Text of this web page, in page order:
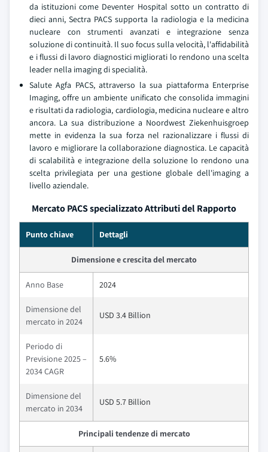
da istituzioni come Deventer Hospital sotto un contratto di
dieci anni, Sectra PACS supporta la radiologia e la medicina
nucleare con strumenti avanzati e integrazione senza
soluzione di continuità. Il suo focus sulla velocità, l'affidabilità
e i flussi di lavoro diagnostici migliorati lo rendono una scelta
leader nella imaging di specialità.
Salute Agfa PACS, attraverso la sua piattaforma Enterprise
Imaging, offre un ambiente unificato che consolida immagini
e risultati da radiologia, cardiologia, medicina nucleare e altro
ancora. La sua distribuzione a Noordwest Ziekenhuisgroep
mette in evidenza la sua forza nel razionalizzare i flussi di
lavoro e migliorare la collaborazione diagnostica. Le capacità
di scalabilità e integrazione della soluzione lo rendono una
scelta privilegiata per una gestione globale dell'imaging a
livello aziendale.
Mercato PACS specializzato Attributi del Rapporto
Punto chiave Dettagli
Dimensione e crescita del mercato
Anno Base 2024
Dimensione del
mercato in 2024
USD 3.4 Billion
Periodo di
Previsione 2025 –
2034 CAGR
5.6%
Dimensione del
mercato in 2034
USD 5.7 Billion
Principali tendenze di mercato